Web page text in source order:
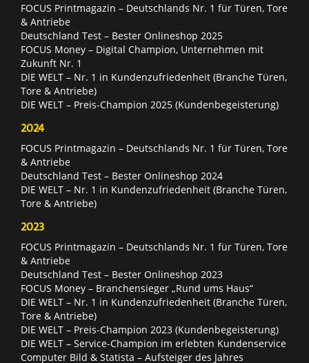
FOCUS Printmagazin – Deutschlands Nr. 1 für Türen, Tore
& Antriebe
Deutschland Test – Bester Onlineshop 2025
FOCUS Money – Digital Champion, Unternehmen mit
Zukunft Nr. 1
DIE WELT – Nr. 1 in Kundenzufriedenheit (Branche Türen,
Tore & Antriebe)
DIE WELT – Preis-Champion 2025 (Kundenbegeisterung)
2024
FOCUS Printmagazin – Deutschlands Nr. 1 für Türen, Tore
& Antriebe
Deutschland Test – Bester Onlineshop 2024
DIE WELT – Nr. 1 in Kundenzufriedenheit (Branche Türen,
Tore & Antriebe)
2023
FOCUS Printmagazin – Deutschlands Nr. 1 für Türen, Tore
& Antriebe
Deutschland Test – Bester Onlineshop 2023
FOCUS Money – Branchensieger „Rund ums Haus“
DIE WELT – Nr. 1 in Kundenzufriedenheit (Branche Türen,
Tore & Antriebe)
DIE WELT – Preis-Champion 2023 (Kundenbegeisterung)
DIE WELT – Service-Champion im erlebten Kundenservice
Computer Bild & Statista – Aufsteiger des Jahres